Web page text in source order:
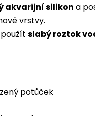
akvarijní silikon a
vrstvy.
slabý roztok
potůček